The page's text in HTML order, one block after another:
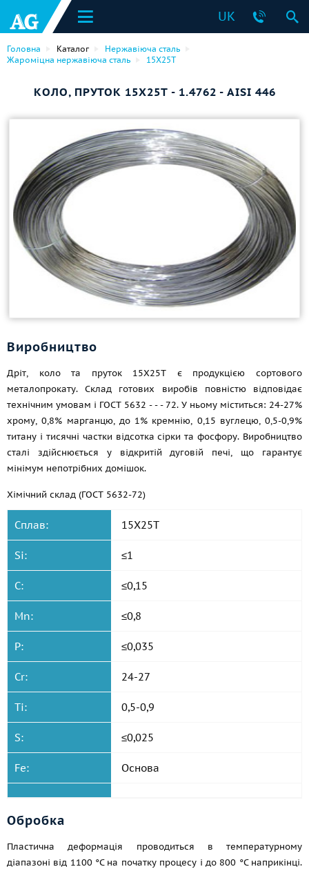
UK
Головна Каталог
Нержавіюча сталь
Жароміцна нержавіюча сталь
15Х25Т
КОЛО, ПРУТОК 15Х25Т - 1.4762 - AISI 446
Виробництво
Дріт, коло та пруток 15Х25Т є продукцією сортового
металопрокату. Склад готових виробів повністю відповідає
технічним умовам і ГОСТ 5632 - -- 72. У ньому міститься: 24-27%
хрому, 0,8% марганцю, до 1% кремнію, 0,15 вуглецю, 0,5-0,9%
титану і тисячні частки відсотка сірки та фосфору. Виробництво
сталі здійснюється у відкритій дуговій печі, що гарантує
мінімум непотрібних домішок.
Хімічний склад (ГОСТ 5632-72)
Сплав: 15Х25Т
Si: ≤1
C: ≤0,15
Mn: ≤0,8
P: ≤0,035
Cr: 24-27
Ti: 0,5-0,9
S: ≤0,025
Fe: Основа
Обробка
Пластична деформація проводиться в температурному
діапазоні від 1100 °C на початку процесу і до 800 °C наприкінці.